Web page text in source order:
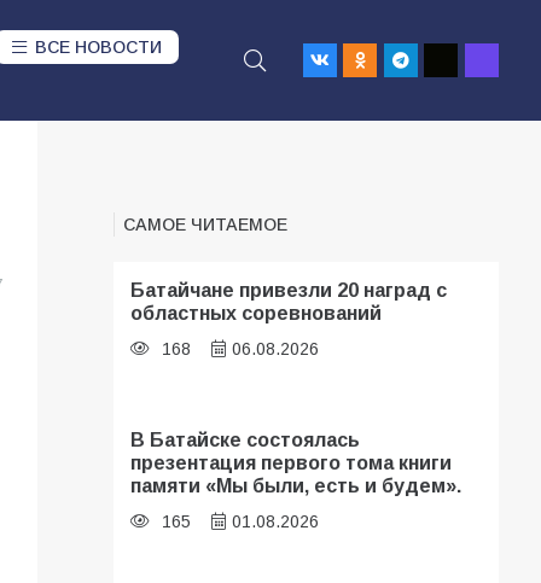
ВСЕ НОВОСТИ
САМОЕ ЧИТАЕМОЕ
Батайчане привезли 20 наград с
областных соревнований
168 06.08.2026
В Батайске состоялась
презентация первого тома книги
памяти «Мы были, есть и будем».
165 01.08.2026